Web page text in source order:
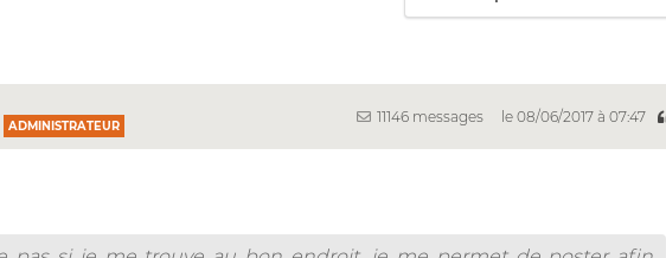
ADMINISTRATEUR
11146 messages le 08/06/2017 à 07:47